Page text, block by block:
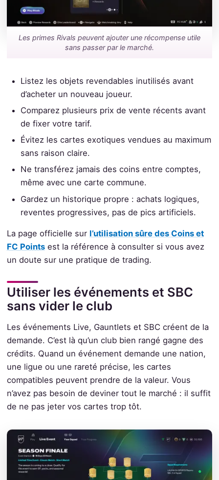
Les primes Rivals peuvent ajouter une récompense utile
sans passer par le marché.
Listez les objets revendables inutilisés avant
d’acheter un nouveau joueur.
Comparez plusieurs prix de vente récents avant
de fixer votre tarif.
Évitez les cartes exotiques vendues au maximum
sans raison claire.
Ne transférez jamais des coins entre comptes,
même avec une carte commune.
Gardez un historique propre : achats logiques,
reventes progressives, pas de pics artificiels.
La page officielle sur l’utilisation sûre des Coins et
FC Pointsest la référence à consulter si vous avez
un doute sur une pratique de trading.
Utiliser les événements et SBC
sans vider le club
Les événements Live, Gauntlets et SBC créent de la
demande. C’est là qu’un club bien rangé gagne des
crédits. Quand un événement demande une nation,
une ligue ou une rareté précise, les cartes
compatibles peuvent prendre de la valeur. Vous
n’avez pas besoin de deviner tout le marché : il suffit
de ne pas jeter vos cartes trop tôt.